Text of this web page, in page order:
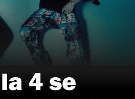
4 se